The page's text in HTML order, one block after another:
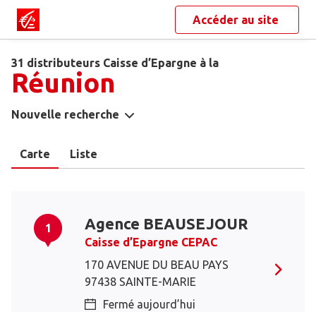
Accéder au site
31 distributeurs Caisse d’Epargne à la
Réunion
Nouvelle recherche
Carte Liste
1 Agence BEAUSEJOUR
Caisse d’Epargne CEPAC
170 AVENUE DU BEAU PAYS
97438 SAINTE-MARIE
Fermé aujourd’hui